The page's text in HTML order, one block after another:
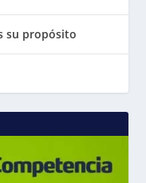
su propósito